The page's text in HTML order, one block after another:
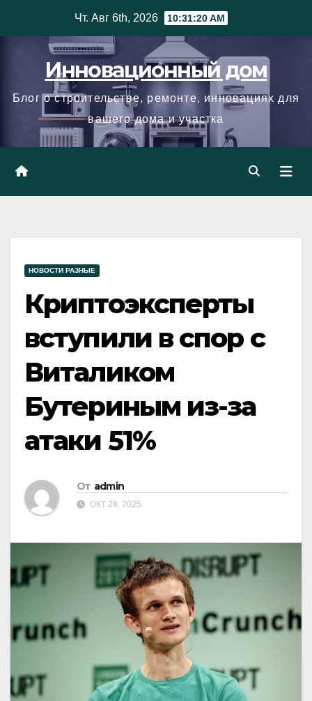
Чт. Авг 6th, 2026 10:31:21 AM
Инновационный дом
Блог о строительстве, ремонте, инновациях для
вашего дома и участка
НОВОСТИ РАЗНЫЕ
Криптоэксперты
вступили в спор с
Виталиком
Бутериным из-за
атаки 51%
От admin
ОКТ 28, 2025